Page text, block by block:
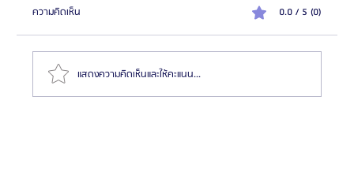
ความคิดเห็น 0.0 / 5 (0)
แสดงความคิดเห็นและให้คะแนน...